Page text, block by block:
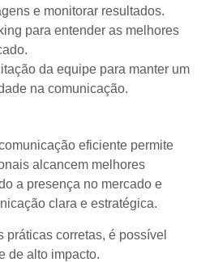
e monitorar resultados.
para entender as melhores
da equipe para manter um
na comunicação.
eficiente permite
alcancem melhores
a presença no mercado e
clara e estratégica.
práticas corretas, é possível
de alto impacto.